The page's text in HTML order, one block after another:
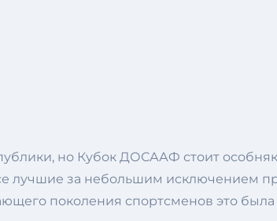
но Кубок ДОСААФ стоит
лучшие за небольшим исключением
поколения спортсменов это